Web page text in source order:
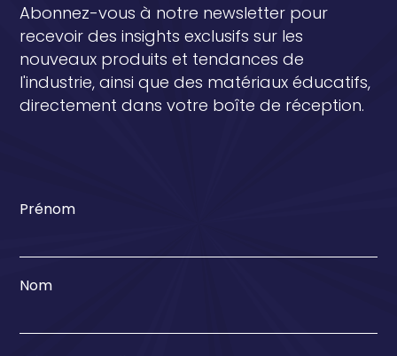
Abonnez-vous à notre newsletter pour
recevoir des insights exclusifs sur les
nouveaux produits et tendances de
l'industrie, ainsi que des matériaux éducatifs,
directement dans votre boîte de réception.
Prénom
Nom